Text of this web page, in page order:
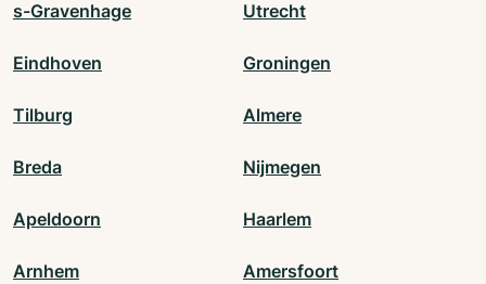
s-Gravenhage Utrecht
Eindhoven Groningen
Tilburg Almere
Breda Nijmegen
Apeldoorn Haarlem
Arnhem Amersfoort